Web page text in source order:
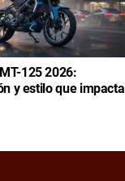
125 2026:
y estilo que impacta